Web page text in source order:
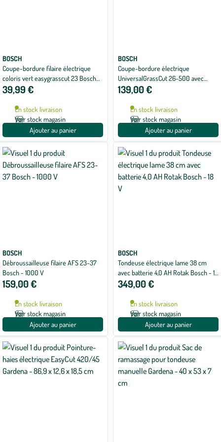
BOSCH
Coupe-bordure filaire électrique
coloris vert easygrasscut 23 Bosch®
- 280 W
39,99 €
En stock livraison
Voir stock magasin
Ajouter au panier
BOSCH
Coupe-bordure électrique
UniversalGrassCut 26-500 avec
batterie 2,0 AH Bosch - 18 V
139,00 €
En stock livraison
Voir stock magasin
Ajouter au panier
BOSCH
Débroussailleuse filaire AFS 23-37
Bosch - 1000 V
159,00 €
En stock livraison
Voir stock magasin
Ajouter au panier
BOSCH
Tondeuse électrique lame 38 cm
avec batterie 4,0 AH Rotak Bosch - 18
V
349,00 €
En stock livraison
Voir stock magasin
Ajouter au panier